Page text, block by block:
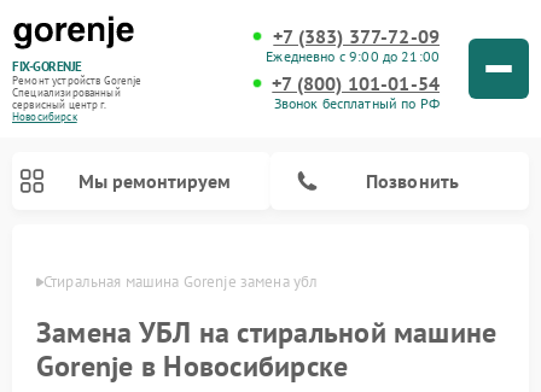
FIX-GORENJE
Ремонт устройств Gorenje
Специализированный
cервисный центр г.
Новосибирск
+7 (383) 377-72-09
Ежедневно с 9:00 до 21:00
+7 (800) 101-01-54
Звонок бесплатный по РФ
Мы ремонтируем Позвонить
Стиральная машина Gorenje замена убл
Замена УБЛ на стиральной машине
Gorenje в Новосибирске